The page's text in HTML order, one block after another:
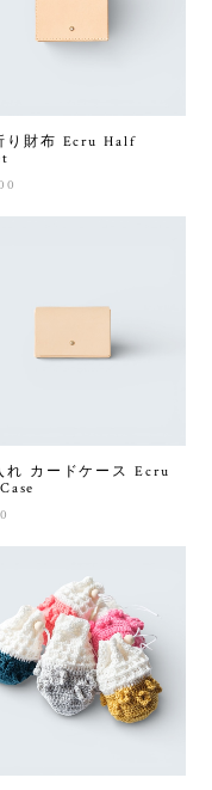
り財布 Ecru Half
れ カードケース Ecru